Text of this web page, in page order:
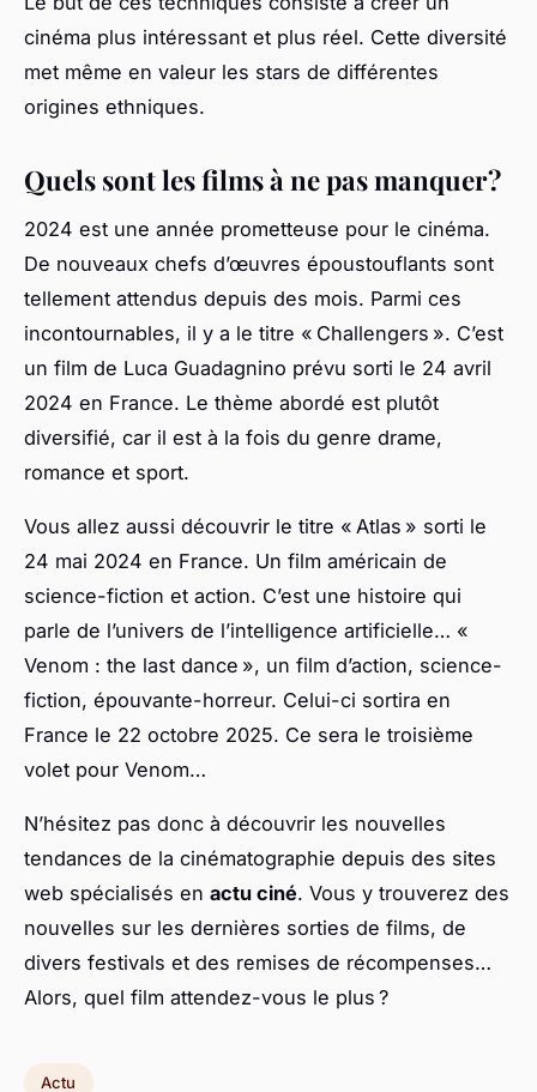
cinéma plus intéressant et plus réel. Cette diversité
met même en valeur les stars de différentes
origines ethniques.
Quels sont les films à ne pas manquer ?
2024 est une année prometteuse pour le cinéma.
De nouveaux chefs d’œuvres époustouflants sont
tellement attendus depuis des mois. Parmi ces
incontournables, il y a le titre « Challengers ». C’est
un film de Luca Guadagnino prévu sorti le 24 avril
2024 en France. Le thème abordé est plutôt
diversifié, car il est à la fois du genre drame,
romance et sport.
Vous allez aussi découvrir le titre « Atlas » sorti le
24 mai 2024 en France. Un film américain de
science-fiction et action. C’est une histoire qui
parle de l’univers de l’intelligence artificielle… «
Venom : the last dance », un film d’action, science-
fiction, épouvante-horreur. Celui-ci sortira en
France le 22 octobre 2025. Ce sera le troisième
volet pour Venom…
N’hésitez pas donc à découvrir les nouvelles
tendances de la cinématographie depuis des sites
web spécialisés en actu ciné. Vous y trouverez des
nouvelles sur les dernières sorties de films, de
divers festivals et des remises de récompenses…
Alors, quel film attendez-vous le plus ?
Actu